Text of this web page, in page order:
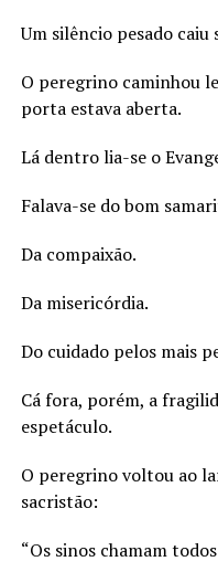
Um silêncio pesado caiu
O peregrino caminhou
porta estava aberta.
Lá dentro lia-se o
Falava-se do bom
Da compaixão.
Da misericórdia.
Do cuidado pelos mais
Cá fora, porém, a
espetáculo.
O peregrino voltou ao
sacristão:
“Os sinos chamam